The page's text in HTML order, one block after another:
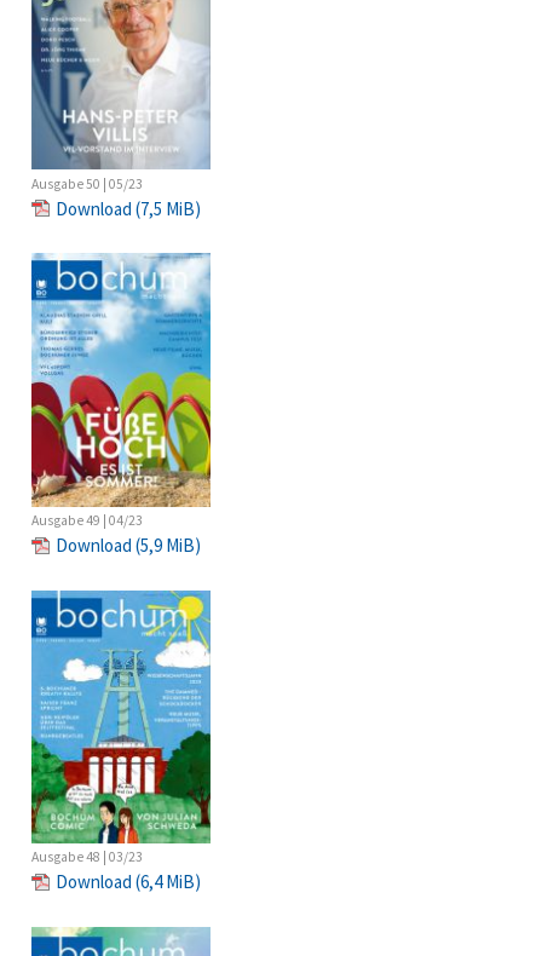
Ausgabe 50 | 05/23
Download (7,5 MiB)
Ausgabe 49 | 04/23
Download (5,9 MiB)
Ausgabe 48 | 03/23
Download (6,4 MiB)